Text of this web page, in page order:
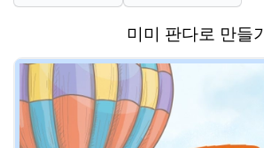
미미 판다로 만들기